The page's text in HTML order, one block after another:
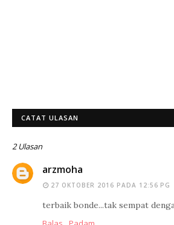
CATAT ULASAN
2 Ulasan
arzmoha
27 OKTOBER 2016 PADA 12:56 PG
terbaik bonde...tak sempat